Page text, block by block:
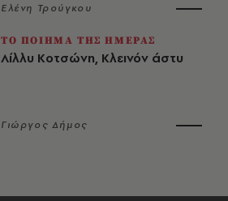
Ελένη Τρούγκου
ΤΟ ΠΟΙΗΜΑ ΤΗΣ ΗΜΕΡΑΣ
Λίλλυ Κοτσώνη, Κλεινόν άστυ
Γιώργος Δήμος